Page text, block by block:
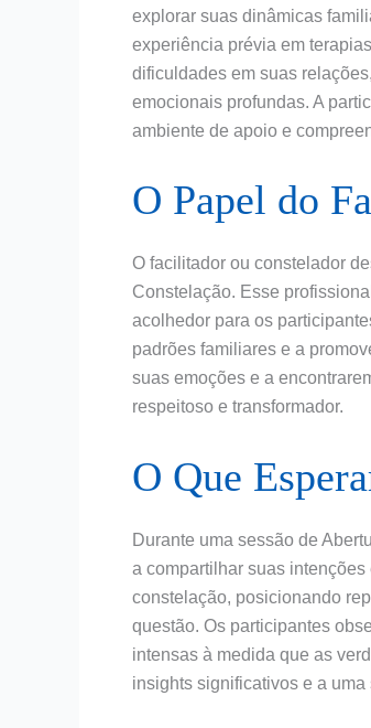
explorar suas dinâmicas
experiência prévia em
dificuldades em suas
emocionais profundas. A
ambiente de apoio e
O Papel do
O facilitador ou constelador
Constelação. Esse
acolhedor para os
padrões familiares e a
suas emoções e a
respeitoso e transformador.
O Que
Durante uma sessão de
a compartilhar suas
constelação, posicionando
questão. Os participantes
intensas à medida que as
insights significativos e a